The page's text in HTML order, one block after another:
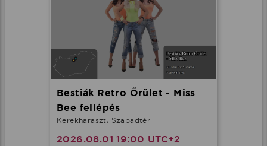
Bestiák Retro Őrület - Miss
Bee fellépés
Kerekharaszt, Szabadtér
2026.08.01 19:00 UTC+2